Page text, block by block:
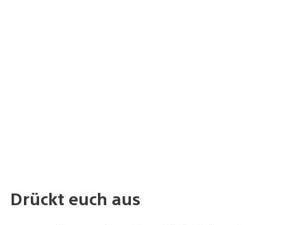
Drückt euch aus